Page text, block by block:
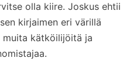
olla kiire. Joskus ehtii
kirjaimen eri värillä
muita kätköilijöitä ja